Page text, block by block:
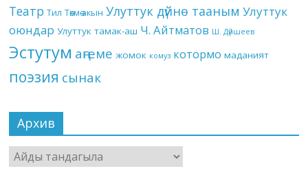
Театр Тил Төкмө акын Улуттук дүйнө тааным Улуттук
оюндар Улуттук тамак-аш Ч. Айтматов Ш. Дүйшеев
Эстутум аңгеме жомок комуз котормо маданият
поэзия сынак
Архив
Архив